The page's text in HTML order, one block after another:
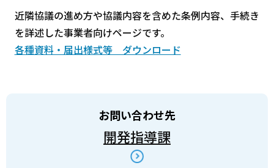
近隣協議の進め方や協議内容を含めた条例内容、手続き
を詳述した事業者向けページです。
各種資料・届出様式等 ダウンロード
お問い合わせ先
開発指導課